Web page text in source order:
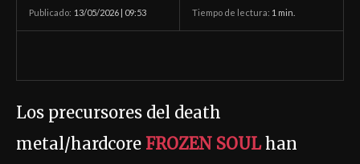
Publicado: 13/05/2026 | 09:53 Tiempo de lectura: 1 min.
Los precursores del death
metal/hardcore FROZEN SOULhan